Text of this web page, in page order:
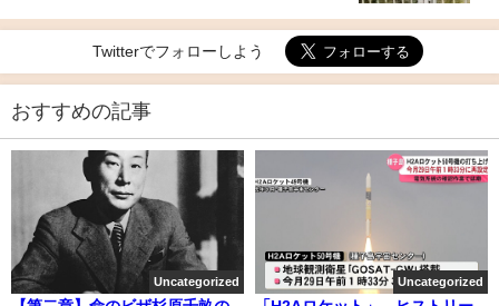
Twitterでフォローしよう
おすすめの記事
Uncategorized Uncategorized